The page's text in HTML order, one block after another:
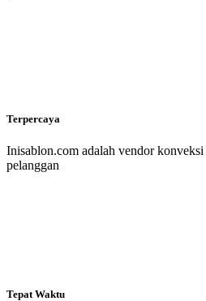
Terpercaya
Inisablon.com adalah vendor
pelanggan
Tepat Waktu